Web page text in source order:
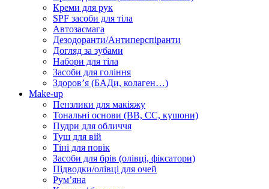
Креми для рук
SPF засоби для тіла
Автозасмага
Дезодоранти/Антиперспіранти
Догляд за зубами
Набори для тіла
Засоби для гоління
Здоровʼя (БАДи, колаген…)
Make-up
Пензлики для макіяжу
Тональні основи (BB, CC, кушони)
Пудри для обличчя
Туш для вій
Тіні для повік
Засоби для брів (олівці, фіксатори)
Підводки/олівці для очей
Румʼяна